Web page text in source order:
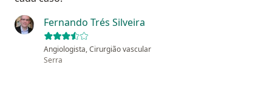
Fernando Trés Silveira
Angiologista, Cirurgião vascular
Serra